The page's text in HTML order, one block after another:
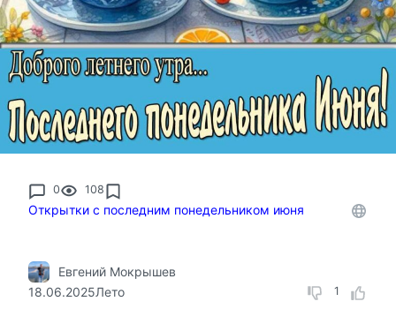
0 108
Открытки с последним понедельником июня
1
Евгений Мокрышев
18.06.2025Лето